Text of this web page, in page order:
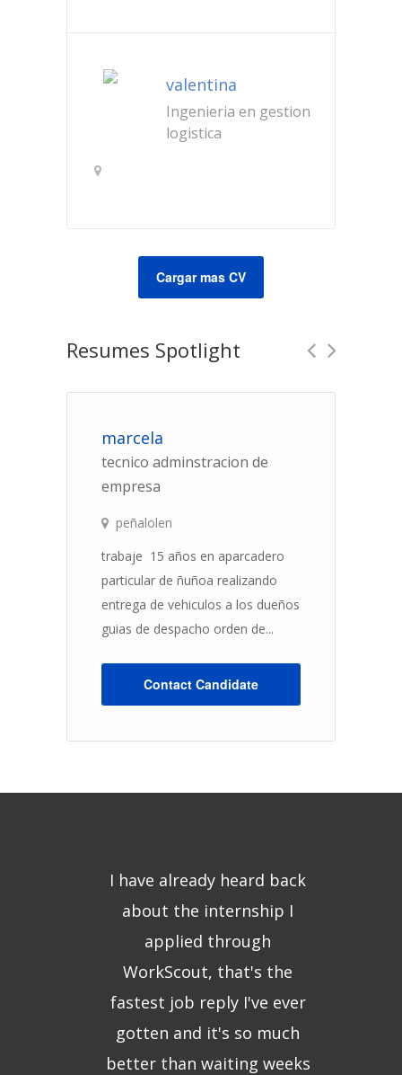
valentina
Ingenieria en gestion
logistica
Cargar mas CV
Resumes Spotlight
marcela
tecnico adminstracion de
empresa
peñalolen
trabaje 15 años en aparcadero
particular de ñuñoa realizando
entrega de vehiculos a los dueños
guias de despacho orden de...
Contact Candidate
I have already heard back
about the internship I
applied through
WorkScout, that's the
fastest job reply I've ever
gotten and it's so much
better than waiting weeks